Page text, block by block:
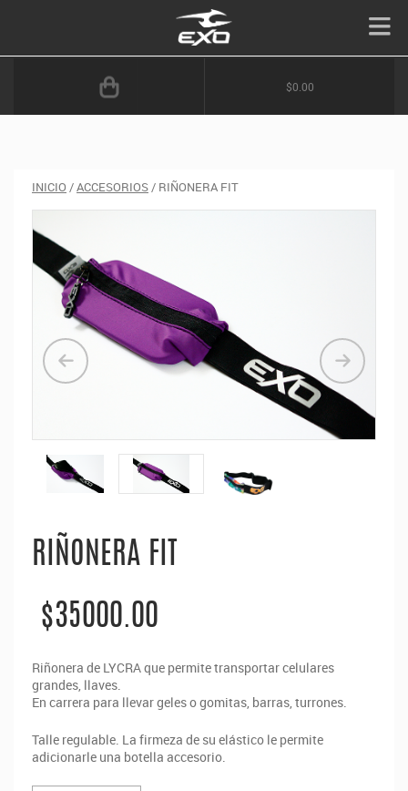
$0.00
INICIO /ACCESORIOS/ RIÑONERA FIT
RIÑONERA FIT
$35000.00
Riñonera de LYCRA que permite transportar celulares
grandes, llaves.
En carrera para llevar geles o gomitas, barras, turrones.
Talle regulable. La firmeza de su elástico le permite
adicionarle una botella accesorio.